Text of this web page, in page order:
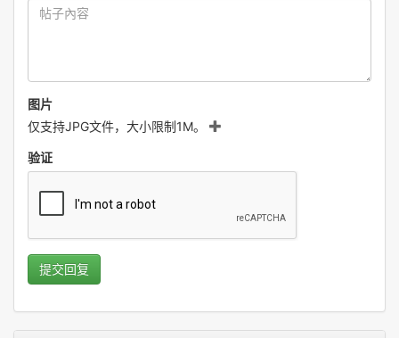
图片
仅支持JPG文件，大小限制1M。
验证
提交回复